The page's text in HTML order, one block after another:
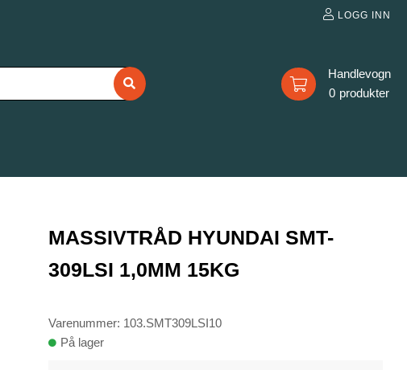
LOGG INN
0
MASSIVTRÅD HYUNDAI SMT-
309LSI 1,0MM 15KG
Varenummer: 103.SMT309LSI10
På lager